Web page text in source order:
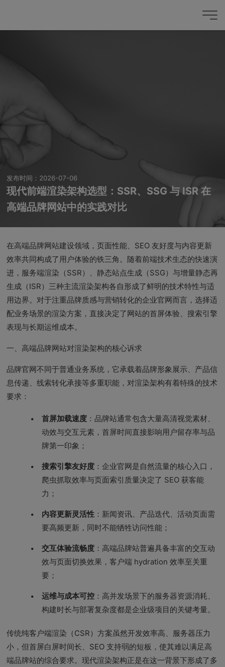
发布时间：2026-07-06
现代前端渲染架构选型：SSR、SSG 与 ISR 在
高端品牌网站中的实践对比
在高端品牌网站建设领域，页面性能、SEO 友好度与内容更新
效率共同构成了用户体验的铁三角。随着前端技术生态的快速演
进，服务端渲染（SSR）、静态站点生成（SSG）与增量静态再
生成（ISR）三种主流渲染架构各自形成了鲜明的技术特性与适
用边界。对于注重品牌质感与营销转化的企业官网而言，选择适
配业务场景的渲染方案，直接决定了网站的首屏体验、搜索引擎
表现与长期运维成本。
一、高端品牌网站对渲染架构的核心诉求
品牌官网不同于普通业务系统，它承载着品牌形象展示、产品信
息传递、线索转化承接等多重职能，对渲染架构有着特殊的技术
要求：
首屏加载速度 ：品牌站通常包含大量高清视觉素材、
动效与交互元素，首屏时间直接影响用户留存率与品
牌第一印象；
搜索引擎友好度 ：企业官网是自然流量的核心入口，
爬虫抓取效率与页面索引质量决定了 SEO 获客能
力；
内容更新灵活性 ：新闻资讯、产品迭代、活动页面需
要高频更新，同时不能牺牲访问性能；
交互体验流畅度 ：高端品牌站普遍具备丰富的交互动
效与页面切换效果，客户端 hydration 效率至关重
要；
运维与成本可控 ：高并发场景下的服务器资源消耗、
构建时长与部署复杂度都是企业级项目的关键考量。
传统纯客户端渲染（CSR）方案虽然开发效率高、服务器压力
小，但首屏白屏时间长、SEO 支持弱的短板，使其难以满足高
端品牌站的综合要求。现代渲染架构正是在这一背景下形成了多